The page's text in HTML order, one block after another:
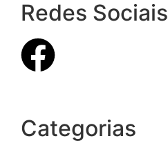
Redes Sociais
Categorias